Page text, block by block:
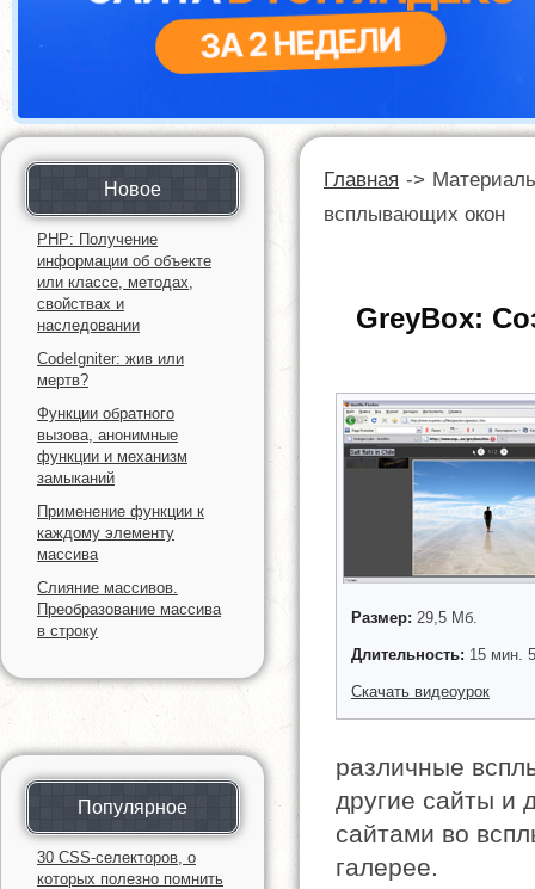
Новое
PHP: Получение
информации об объекте
или классе, методах,
свойствах и
наследовании
CodeIgniter: жив или
мертв?
Функции обратного
вызова, анонимные
функции и механизм
замыканий
Применение функции к
каждому элементу
массива
Слияние массивов.
Преобразование массива
в строку
Популярное
30 CSS-селекторов, о
которых полезно помнить
Главная ->
всплывающих окон
GreyBox:
Размер: 29,5 Мб.
Длительность: 15 мин.
Скачать видеоурок
различные
другие сайты и
сайтами во
галерее.